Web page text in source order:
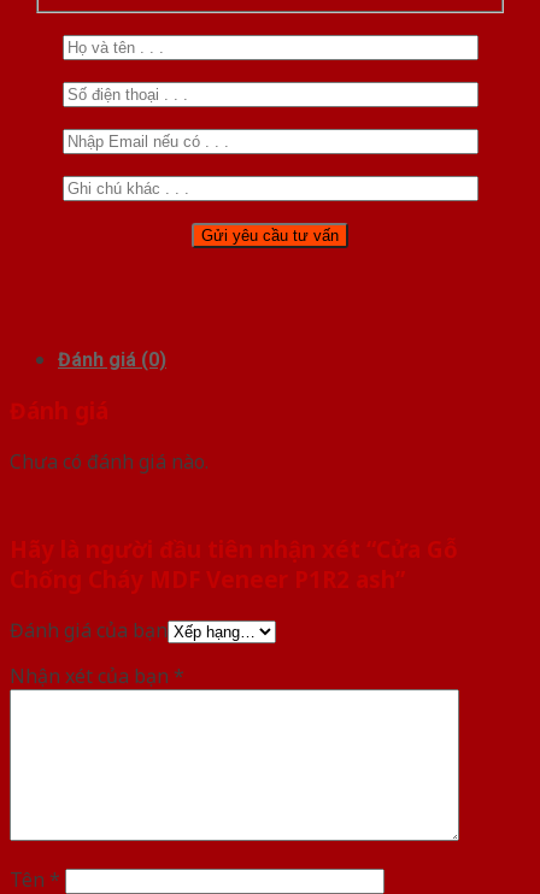
Đánh giá (0)
Đánh giá
Chưa có đánh giá nào.
Hãy là người đầu tiên nhận xét “Cửa Gỗ
Chống Cháy MDF Veneer P1R2 ash”
Đánh giá của bạn
Nhận xét của bạn *
Tên *